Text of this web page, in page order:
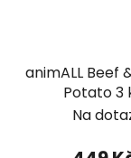
animALL Beef
Potato 3
Na